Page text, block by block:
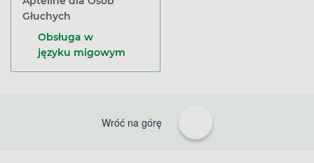
Głuchych
Obsługa w
języku migowym
Wróć na górę